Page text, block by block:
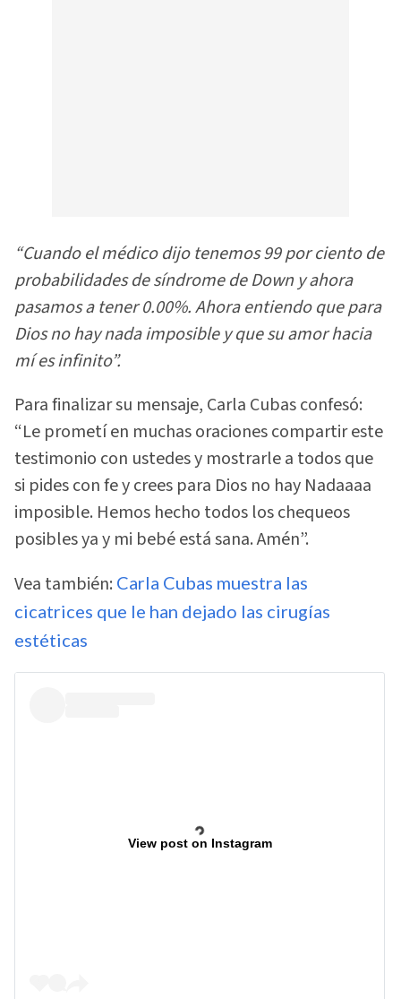
“Cuando el médico dijo tenemos 99 por ciento de
probabilidades de síndrome de Down y ahora
pasamos a tener 0.00%. Ahora entiendo que para
Dios no hay nada imposible y que su amor hacia
mí es infinito”.
Para finalizar su mensaje, Carla Cubas confesó:
“Le prometí en muchas oraciones compartir este
testimonio con ustedes y mostrarle a todos que
si pides con fe y crees para Dios no hay Nadaaaa
imposible. Hemos hecho todos los chequeos
posibles ya y mi bebé está sana. Amén”.
Vea también: Carla Cubas muestra las
cicatrices que le han dejado las cirugías
estéticas
View post on Instagram